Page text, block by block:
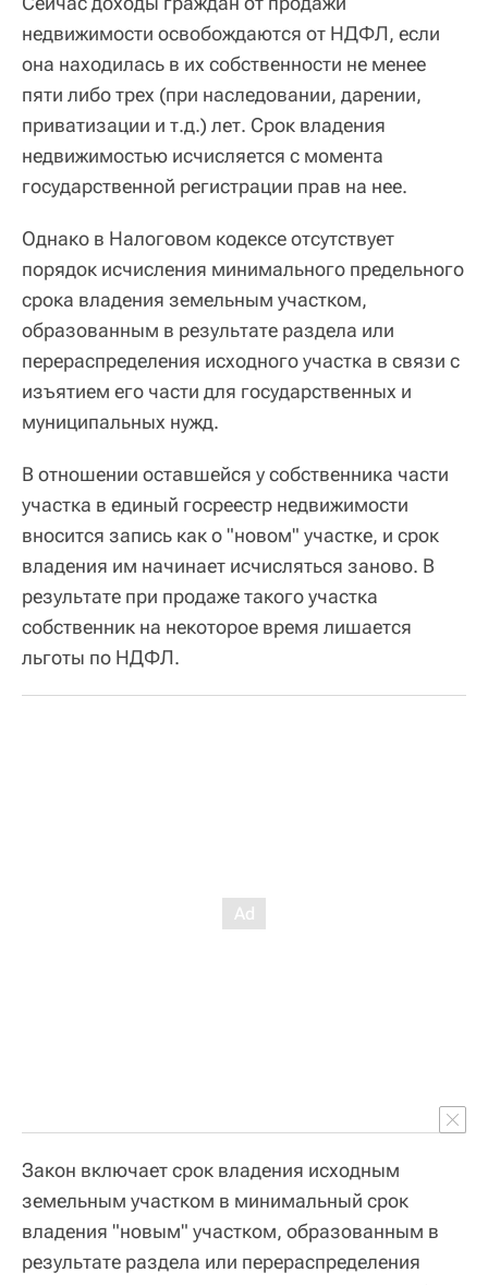
недвижимости освобождаются от НДФЛ, если
она находилась в их собственности не менее
пяти либо трех (при наследовании, дарении,
приватизации и т.д.) лет. Срок владения
недвижимостью исчисляется с момента
государственной регистрации прав на нее.
Однако в Налоговом кодексе отсутствует
порядок исчисления минимального предельного
срока владения земельным участком,
образованным в результате раздела или
перераспределения исходного участка в связи с
изъятием его части для государственных и
муниципальных нужд.
В отношении оставшейся у собственника части
участка в единый госреестр недвижимости
вносится запись как о "новом" участке, и срок
владения им начинает исчисляться заново. В
результате при продаже такого участка
собственник на некоторое время лишается
льготы по НДФЛ.
Закон включает срок владения исходным
земельным участком в минимальный срок
владения "новым" участком, образованным в
результате раздела или перераспределения